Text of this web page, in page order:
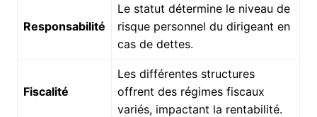
Responsabilité
Le statut détermine le niveau de
risque personnel du dirigeant en
cas de dettes.
Fiscalité
Les différentes structures
offrent des régimes fiscaux
variés, impactant la rentabilité.